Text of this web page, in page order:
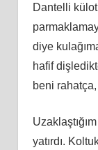
Dantelli
diye
hafif
beni
yatırdı.